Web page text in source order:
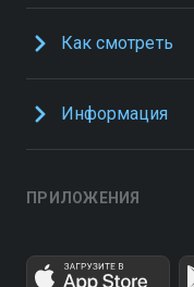
Как смотреть
Информация
ПРИЛОЖЕНИЯ